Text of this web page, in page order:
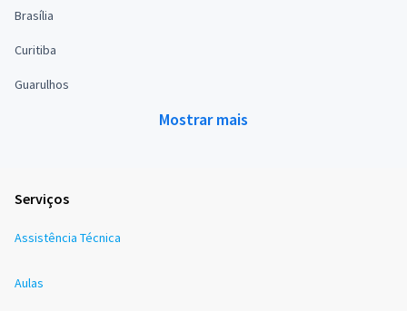
Brasília
Curitiba
Guarulhos
Mostrar mais
Serviços
Assistência Técnica
Aulas